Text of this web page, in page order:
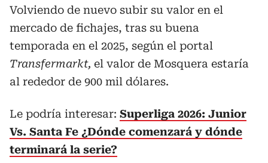
Volviendo de nuevo subir su valor en el
mercado de fichajes, tras su buena
temporada en el 2025, según el portal
Transfermarkt, el valor de Mosquera estaría
al rededor de 900 mil dólares.
Le podría interesar: Superliga 2026: Junior
Vs. Santa Fe ¿Dónde comenzará y dónde
terminará la serie?